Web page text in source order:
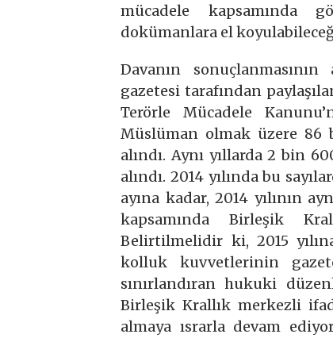
mücadele kapsamında
dokümanlara el
Davanın
gazetesi tarafından
Terörle Mücadele
Müslüman olmak üzere 86
alındı. Aynı yıllarda 2 bin
alındı. 2014 yılında bu
ayına kadar, 2014 yılının
kapsamında Birleşik
Belirtilmelidir ki, 2015
kolluk kuvvetlerinin
sınırlandıran hukuki
Birleşik Krallık merkezli
almaya ısrarla devam